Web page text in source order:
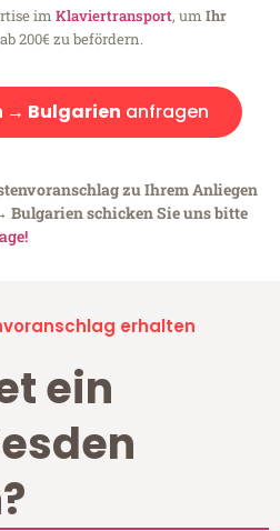
im Klaviertransport, um Ihr
ab 200€ zu befördern.
→ Bulgarien anfragen
zu Ihrem Anliegen
Bulgarien schicken Sie uns bitte
erhalten
ein